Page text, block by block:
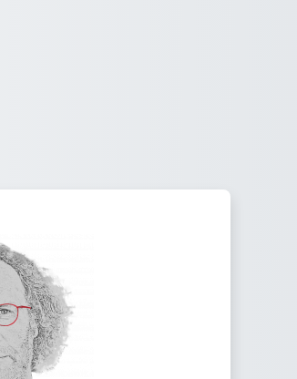
Anmelden bei